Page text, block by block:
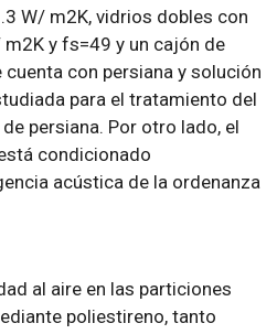
W/ m2K, vidrios dobles con
y fs=49 y un cajón de
con persiana y solución
para el tratamiento del
persiana. Por otro lado, el
condicionado
acústica de la ordenanza
al aire en las particiones
poliestireno, tanto